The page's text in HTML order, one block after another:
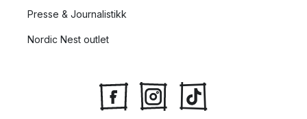
Presse & Journalistikk
Nordic Nest outlet